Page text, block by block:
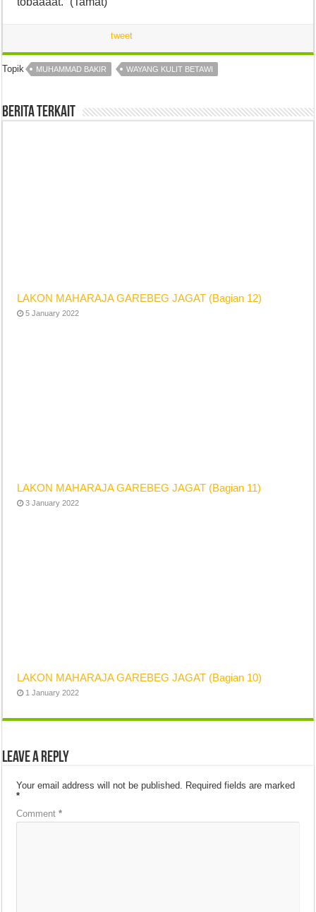
tweet
Topik MUHAMMAD BAKIR WAYANG KULIT BETAWI
Berita Terkait
LAKON MAHARAJA GAREBEG JAGAT (Bagian 12)
5 January 2022
LAKON MAHARAJA GAREBEG JAGAT (Bagian 11)
3 January 2022
LAKON MAHARAJA GAREBEG JAGAT (Bagian 10)
1 January 2022
Leave a Reply
Your email address will not be published. Required fields are marked
*
Comment*